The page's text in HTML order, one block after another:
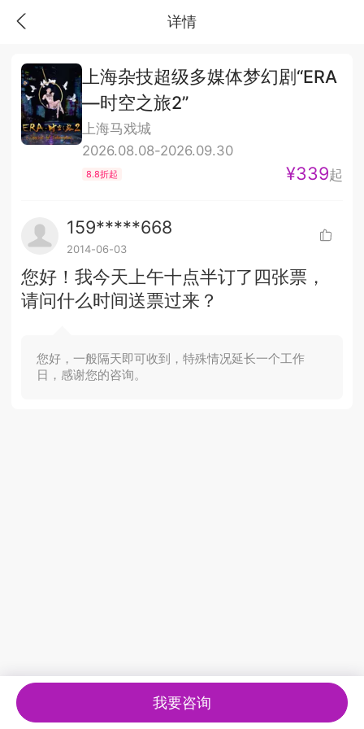
详情
上海杂技超级多媒体梦幻剧“ERA
—时空之旅2”
上海马戏城
2026.08.08-2026.09.30
8.8折起 ¥339起
159*****668
2014-06-03
您好！我今天上午十点半订了四张票，
请问什么时间送票过来？
您好，一般隔天即可收到，特殊情况延长一个工作
日，感谢您的咨询。
我要咨询